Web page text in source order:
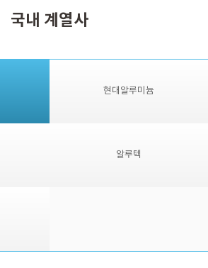
국내 계열사
현대알루미늄
알루텍